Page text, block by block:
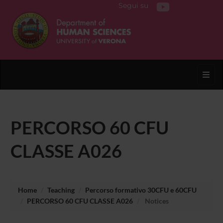
Segui su
PERCORSO 60 CFU
CLASSE A026
Home Teaching
Percorso formativo 30CFU e 60CFU
PERCORSO 60 CFU CLASSE A026
Notices